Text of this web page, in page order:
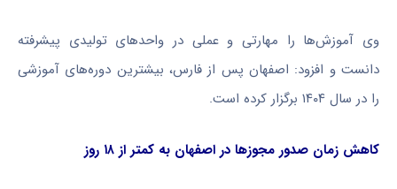
وی آموزش‌ها را مهارتی و عملی در واحدهای تولیدی پیشرفته
دانست و افزود: اصفهان پس از فارس، بیشترین دوره‌های آموزشی
را در سال ۱۴۰۴ برگزار کرده است.
کاهش زمان صدور مجوزها در اصفهان به کمتر از ۱۸ روز